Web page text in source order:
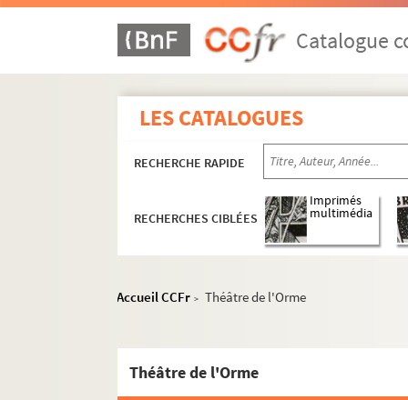
Catalogue
LES CATALOGUES
RECHERCHE RAPIDE
RECHERCHES CIBLÉES
Imprimés
multimédia
Accueil CCFr > Théâtre de l'Orme
Théâtre de l'Orme